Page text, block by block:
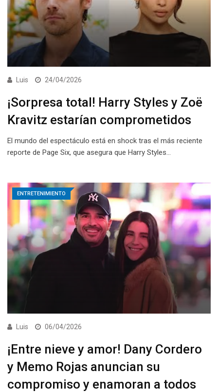
Luis 24/04/2026
¡Sorpresa total! Harry Styles y Zoë
Kravitz estarían comprometidos
El mundo del espectáculo está en shock tras el más reciente
reporte de Page Six, que asegura que Harry Styles…
ENTRETENIMIENTO
Luis 06/04/2026
¡Entre nieve y amor! Dany Cordero
y Memo Rojas anuncian su
compromiso y enamoran a todos